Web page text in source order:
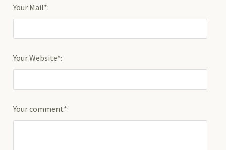
Your Mail*:
Your Website*:
Your comment*: